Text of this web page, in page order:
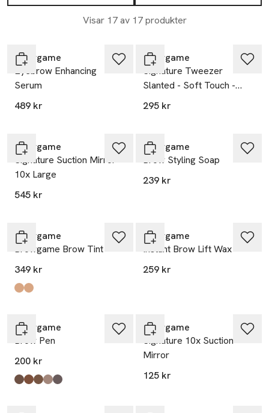
Visar 17 av 17 produkter
Browgame
Eyebrow Enhancing
Serum
489 kr
Browgame
Signature Tweezer
Slanted - Soft Touch -
Blackout
295 kr
Browgame
Signature Suction Mirror
10x Large
545 kr
Browgame
Brow Styling Soap
239 kr
Browgame
Browgame Brow Tint
349 kr
Produkten finns i färgerna:
Dark Brown
Brown
Browgame
Instant Brow Lift Wax
259 kr
Browgame
Brow Pen
200 kr
Produkten finns i färgerna:
Dark Brown
Auburn,
Brunette,
Blonde,
Taupe,
Browgame
Signature 10x Suction
Mirror
125 kr